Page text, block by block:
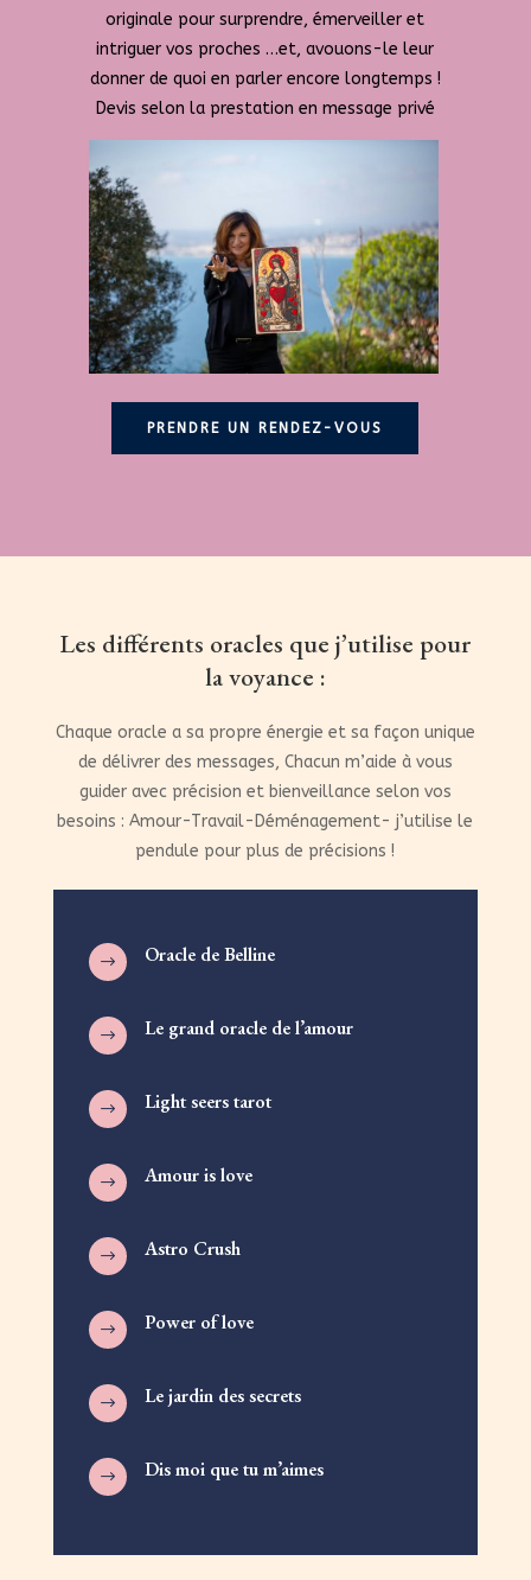
originale pour surprendre, émerveiller et
intriguer vos proches …et, avouons-le leur
donner de quoi en parler encore longtemps !
Devis selon la prestation en message privé
PRENDRE UN RENDEZ-VOUS
Les différents oracles que j’utilise pour
la voyance :
Chaque oracle a sa propre énergie et sa façon unique
de délivrer des messages, Chacun m’aide à vous
guider avec précision et bienveillance selon vos
besoins : Amour-Travail-Déménagement- j’utilise le
pendule pour plus de précisions !
$ Oracle de Belline
$ Le grand oracle de l’amour
$ Light seers tarot
$ Amour is love
$ Astro Crush
$ Power of love
$ Le jardin des secrets
$ Dis moi que tu m’aimes